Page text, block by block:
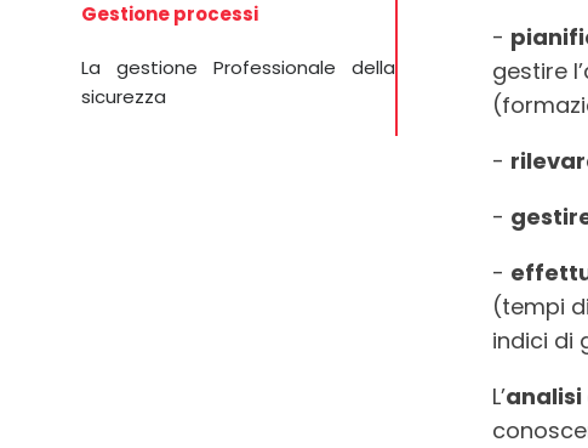
Gestione processi
La gestione Professionale della
sicurezza
-
gestire
-
-
-
(tempi
indici di
L’analisi